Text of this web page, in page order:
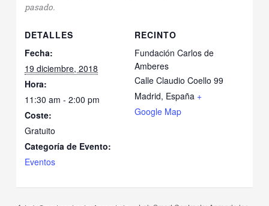
DETALLES
Fecha:
19 diciembre, 2018
Hora:
11:30 am - 2:00 pm
Coste:
Gratuito
Categoría de Evento:
Eventos
RECINTO
Fundación Carlos de
Amberes
Calle Claudio Coello 99
Madrid, España +
Google Map
pasado.